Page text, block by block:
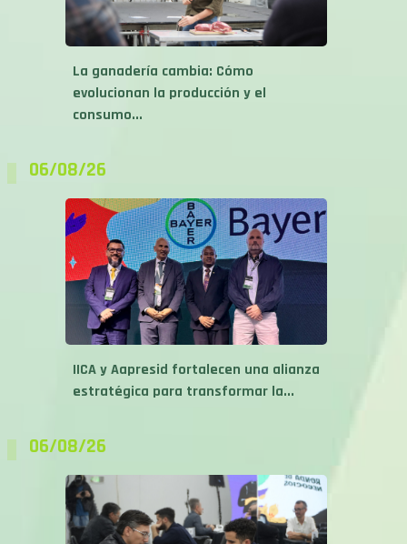
La ganadería cambia: Cómo
evolucionan la producción y el
consumo...
IICA y Aapresid fortalecen una alianza
estratégica para transformar la...